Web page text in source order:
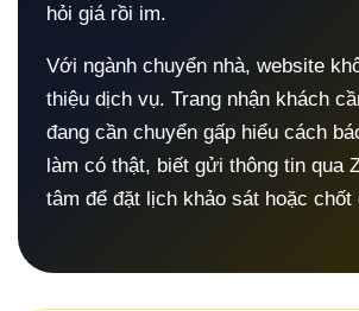
hỏi giá rồi im.
Với ngành chuyển nhà, website
thiệu dịch vụ. Trang nhận khách
đang cần chuyển gấp hiểu cách
làm có thật, biết gửi thông tin qua
tâm để đặt lịch khảo sát hoặc chốt